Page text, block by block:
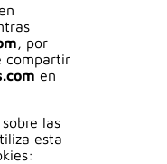
, por
compartir
en
las
esta